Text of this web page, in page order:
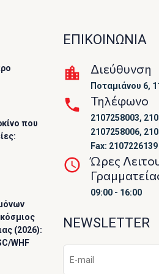
που
(2026):
WHF
ΕΠΙΚΟΙΝΩΝΙΑ
Διεύθυνση
Ποταμιάνου 6,
Τηλέφωνο
2107258003,
2107258006,
Fax: 2107226139
Ώρες
09:00 - 16:00
NEWSLETTER